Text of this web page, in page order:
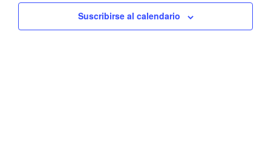
Suscribirse al calendario